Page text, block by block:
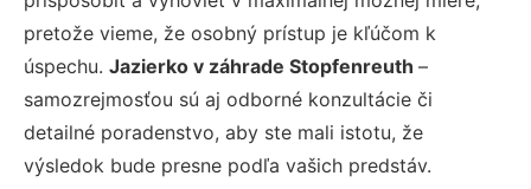
pretože vieme, že osobný prístup je kľúčom k
úspechu. Jazierko v záhrade Stopfenreuth –
samozrejmosťou sú aj odborné konzultácie či
detailné poradenstvo, aby ste mali istotu, že
výsledok bude presne podľa vašich predstáv.